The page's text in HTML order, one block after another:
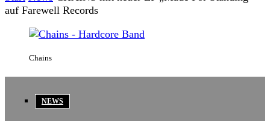
auf Farewell Records
Chains
NEWS